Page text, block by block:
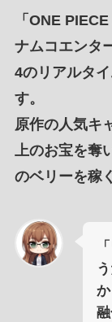
「 ONE
ナムコエンタ
4のリアルタ
す。
原作の人気キ
上のお宝を奪
のベリーを稼